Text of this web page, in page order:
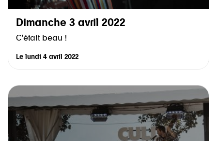
Dimanche 3 avril 2022
C’était beau !
Le lundi 4 avril 2022